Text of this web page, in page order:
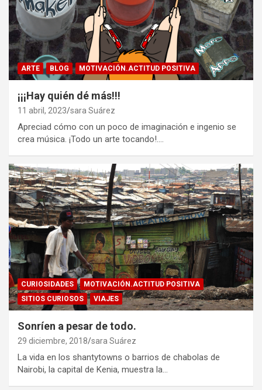
ARTE BLOG MOTIVACIÓN.ACTITUD POSITIVA
¡¡¡Hay quién dé más!!!
11 abril, 2023 sara Suárez
Apreciad cómo con un poco de imaginación e ingenio se
crea música. ¡Todo un arte tocando!.…
CURIOSIDADES
MOTIVACIÓN.ACTITUD POSITIVA
SITIOS CURIOSOS
VIAJES
Sonríen a pesar de todo.
29 diciembre, 2018 sara Suárez
La vida en los shantytowns o barrios de chabolas de
Nairobi, la capital de Kenia, muestra la…